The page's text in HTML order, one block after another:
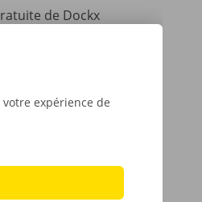
de Dockx
plus qu’à
d’une clé
expérience de